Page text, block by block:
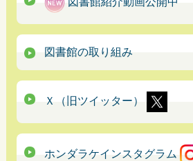
図書館の取り組み
Ｘ（旧ツイッター）
ホンダラケインスタグラム